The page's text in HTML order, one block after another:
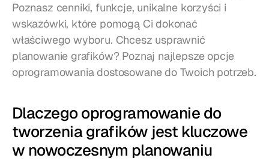
Poznasz cenniki, funkcje, unikalne korzyści i
wskazówki, które pomogą Ci dokonać
właściwego wyboru. Chcesz usprawnić
planowanie grafików? Poznaj najlepsze opcje
oprogramowania dostosowane do Twoich potrzeb.
Dlaczego oprogramowanie do
tworzenia grafików jest kluczowe
w nowoczesnym planowaniu